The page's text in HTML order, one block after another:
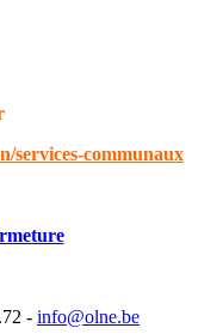
services-communaux
- info@olne.be